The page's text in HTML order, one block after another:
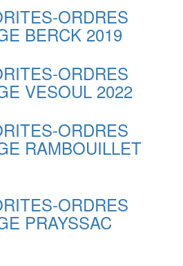
ORDRES
BERCK 2019
ORDRES
VESOUL 2022
ORDRES
RAMBOUILLET
ORDRES
PRAYSSAC